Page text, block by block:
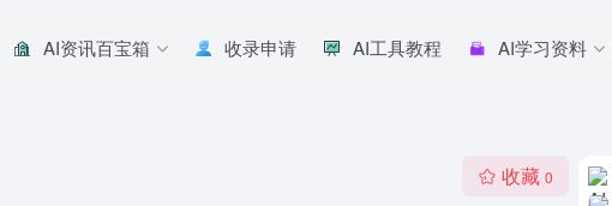
AI资讯百宝箱 收录申请 AI工具教程 AI学习资料
收藏 0